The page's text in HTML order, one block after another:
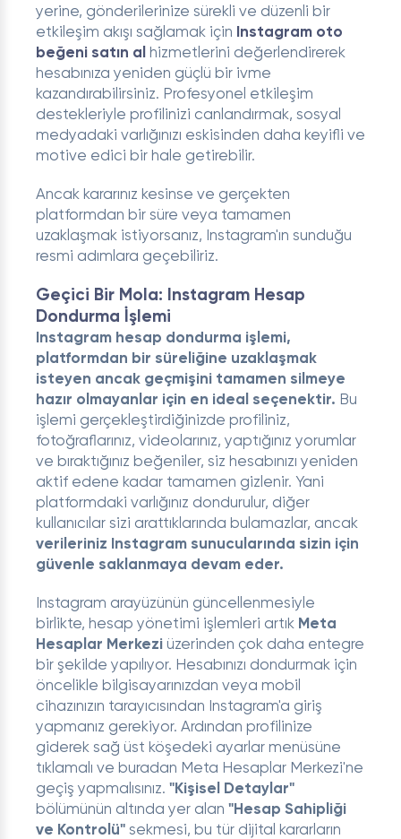
yerine, gönderilerinize sürekli ve düzenli bir
etkileşim akışı sağlamak için Instagram oto
beğeni satın al
hizmetlerini değerlendirerek
hesabınıza yeniden güçlü bir ivme
kazandırabilirsiniz. Profesyonel etkileşim
destekleriyle profilinizi canlandırmak, sosyal
medyadaki varlığınızı eskisinden daha keyifli ve
motive edici bir hale getirebilir.
Ancak kararınız kesinse ve gerçekten
platformdan bir süre veya tamamen
uzaklaşmak istiyorsanız, Instagram'ın sunduğu
resmi adımlara geçebiliriz.
Geçici Bir Mola: Instagram Hesap
Dondurma İşlemi
Instagram hesap dondurma işlemi,
platformdan bir süreliğine uzaklaşmak
isteyen ancak geçmişini tamamen silmeye
hazır olmayanlar için en ideal seçenektir. Bu
işlemi gerçekleştirdiğinizde profiliniz,
fotoğraflarınız, videolarınız, yaptığınız yorumlar
ve bıraktığınız beğeniler, siz hesabınızı yeniden
aktif edene kadar tamamen gizlenir. Yani
platformdaki varlığınız dondurulur, diğer
kullanıcılar sizi arattıklarında bulamazlar, ancak
verileriniz Instagram sunucularında sizin için
güvenle saklanmaya devam eder.
Instagram arayüzünün güncellenmesiyle
birlikte, hesap yönetimi işlemleri artık Meta
Hesaplar Merkezi üzerinden çok daha entegre
bir şekilde yapılıyor. Hesabınızı dondurmak için
öncelikle bilgisayarınızdan veya mobil
cihazınızın tarayıcısından Instagram'a giriş
yapmanız gerekiyor. Ardından profilinize
giderek sağ üst köşedeki ayarlar menüsüne
tıklamalı ve buradan Meta Hesaplar Merkezi'ne
geçiş yapmalısınız. "Kişisel Detaylar"
bölümünün altında yer alan "Hesap Sahipliği
ve Kontrolü" sekmesi, bu tür dijital kararların